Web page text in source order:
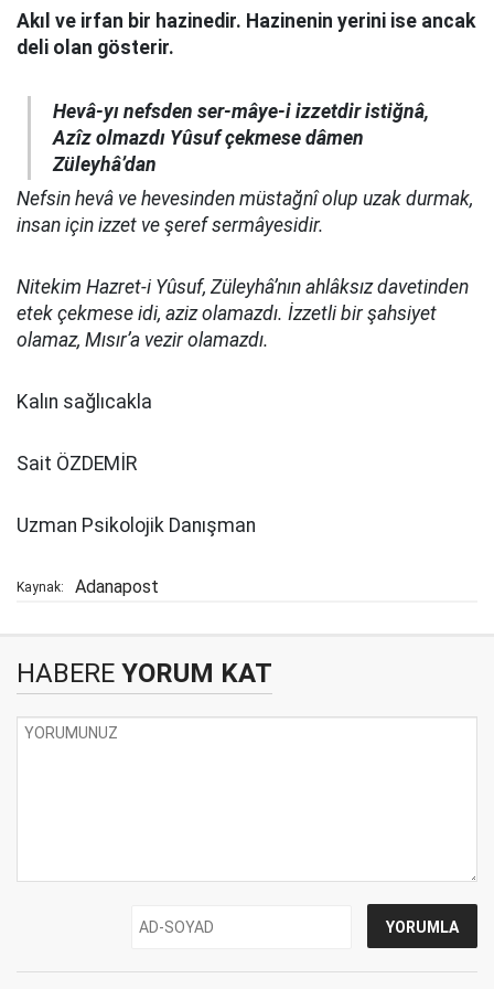
Akıl ve irfan bir hazinedir. Hazinenin yerini ise ancak
deli olan gösterir.
Hevâ-yı nefsden ser-mâye-i izzetdir istiğnâ,
Azîz olmazdı Yûsuf çekmese dâmen
Züleyhâ’dan
Nefsin hevâ ve hevesinden müstağnî olup uzak durmak,
insan için izzet ve şeref sermâyesidir.
Nitekim Hazret-i Yûsuf, Züleyhâ’nın ahlâksız davetinden
etek çekmese idi, aziz olamazdı. İzzetli bir şahsiyet
olamaz, Mısır’a vezir olamazdı.
Kalın sağlıcakla
Sait ÖZDEMİR
Uzman Psikolojik Danışman
Kaynak: Adanapost
HABERE YORUM KAT